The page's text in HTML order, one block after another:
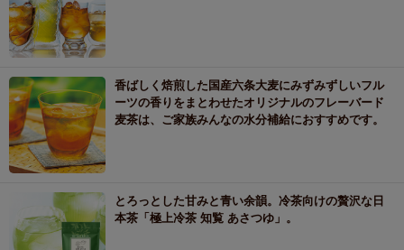
香ばしく焙煎した国産六条大麦にみずみずしいフル
ーツの香りをまとわせたオリジナルのフレーバード
麦茶は、ご家族みんなの水分補給におすすめです。
とろっとした甘みと青い余韻。冷茶向けの贅沢な日
本茶「極上冷茶 知覧 あさつゆ」。